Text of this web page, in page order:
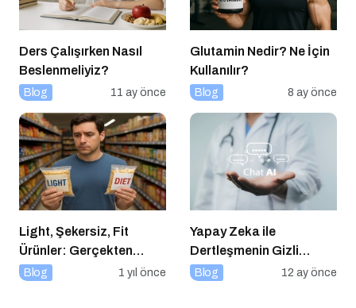
Ders Çalışırken Nasıl
Beslenmeliyiz?
Blog 11 ay önce
Glutamin Nedir? Ne İçin
Kullanılır?
Blog 8 ay önce
Light, Şekersiz, Fit
Ürünler: Gerçekten
Daha Sağlıklı mı?
Blog 1 yıl önce
Yapay Zeka ile
Dertleşmenin Gizli
Tehlikeleri
Blog 12 ay önce